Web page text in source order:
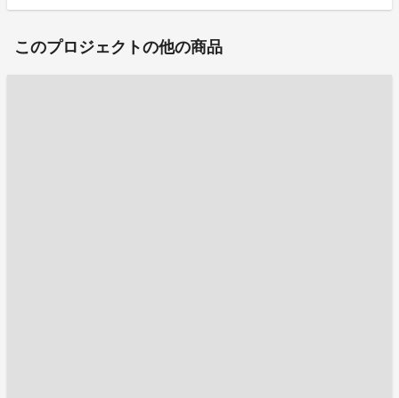
このプロジェクトの他の商品